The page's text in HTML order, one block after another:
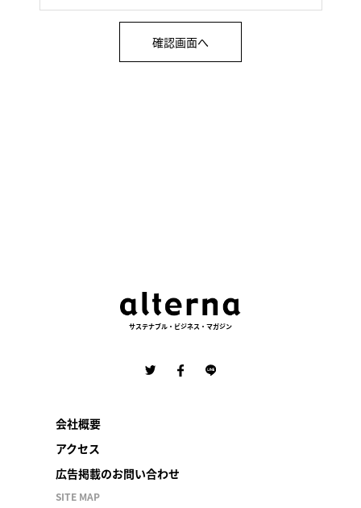
サステナブル・ビジネス・マガジン
会社概要
アクセス
広告掲載のお問い合わせ
SITE MAP